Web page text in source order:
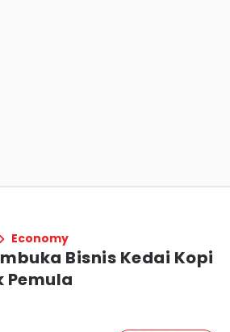
Economy
Bisnis Kedai Kopi
Pemula